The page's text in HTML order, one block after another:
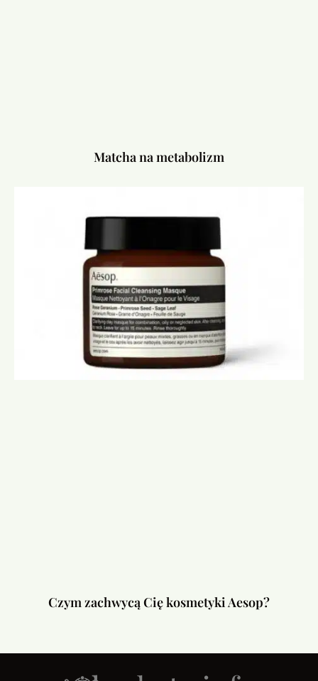
Matcha na metabolizm
Czym zachwycą Cię kosmetyki Aesop?